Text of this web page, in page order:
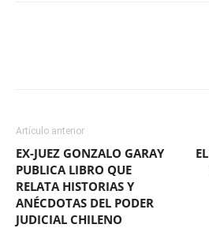
Artículo anterior
EX-JUEZ GONZALO GARAY
PUBLICA LIBRO QUE
RELATA HISTORIAS Y
ANÉCDOTAS DEL PODER
JUDICIAL CHILENO